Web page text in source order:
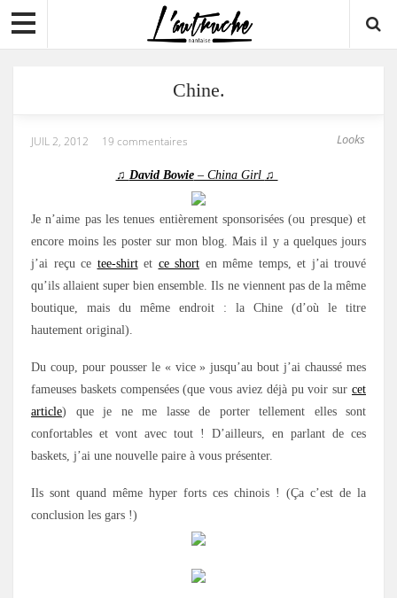
Chine.
Looks
JUIL 2, 2012 19 commentaires
♫ David Bowie– China Girl ♫
Je n’aime pas les tenues entièrement sponsorisées (ou presque) et
encore moins les poster sur mon blog. Mais il y a quelques jours
j’ai reçu ce tee-shirtet ce short en même temps, et j’ai trouvé
qu’ils allaient super bien ensemble. Ils ne viennent pas de la même
boutique, mais du même endroit : la Chine (d’où le titre
hautement original).
Du coup, pour pousser le « vice » jusqu’au bout j’ai chaussé mes
fameuses baskets compensées (que vous aviez déjà pu voir sur cet
article) que je ne me lasse de porter tellement elles sont
confortables et vont avec tout ! D’ailleurs, en parlant de ces
baskets, j’ai une nouvelle paire à vous présenter.
Ils sont quand même hyper forts ces chinois ! (Ça c’est de la
conclusion les gars !)